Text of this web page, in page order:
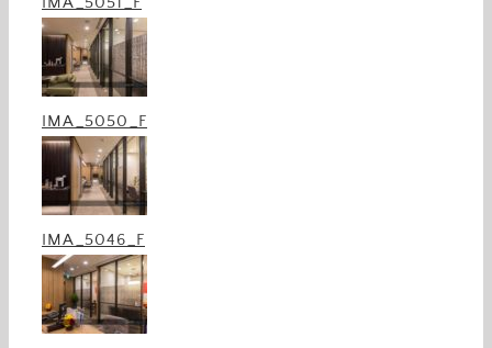
IMA_5050_F
IMA_5046_F
台北富邦銀行-雙園分行 Copy